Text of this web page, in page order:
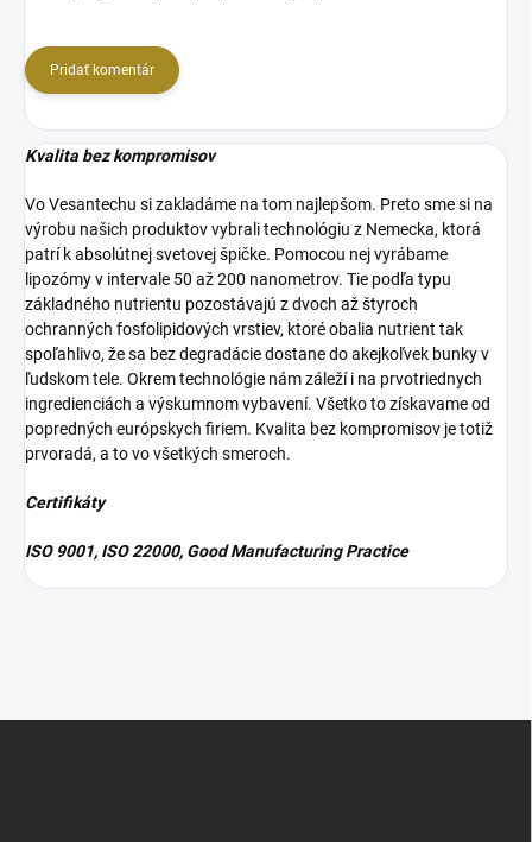
Pridať komentár
Kvalita bez kompromisov
Vo Vesantechu si zakladáme na tom najlepšom. Preto sme si na
výrobu našich produktov vybrali technológiu z Nemecka, ktorá
patrí k absolútnej svetovej špičke. Pomocou nej vyrábame
lipozómy v intervale 50 až 200 nanometrov. Tie podľa typu
základného nutrientu pozostávajú z dvoch až štyroch
ochranných fosfolipidových vrstiev, ktoré obalia nutrient tak
spoľahlivo, že sa bez degradácie dostane do akejkoľvek bunky v
ľudskom tele. Okrem technológie nám záleží i na prvotriednych
ingredienciách a výskumnom vybavení. Všetko to získavame od
popredných európskych firiem. Kvalita bez kompromisov je totiž
prvoradá, a to vo všetkých smeroch.
Certifikáty
ISO 9001, ISO 22000, Good Manufacturing Practice